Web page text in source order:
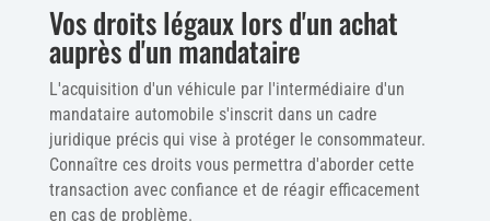
Vos droits légaux lors d'un achat
auprès d'un mandataire
L'acquisition d'un véhicule par l'intermédiaire d'un
mandataire automobile s'inscrit dans un cadre
juridique précis qui vise à protéger le consommateur.
Connaître ces droits vous permettra d'aborder cette
transaction avec confiance et de réagir efficacement
en cas de problème.